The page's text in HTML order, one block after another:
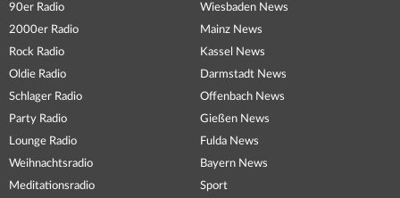
90er Radio
2000er Radio
Rock Radio
Oldie Radio
Schlager Radio
Party Radio
Lounge Radio
Weihnachtsradio
Meditationsradio
Wiesbaden News
Mainz News
Kassel News
Darmstadt News
Offenbach News
Gießen News
Fulda News
Bayern News
Sport